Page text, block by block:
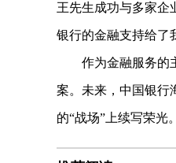
王先生成功与多家企
银行的金融支持给了
作为金融服务的主
案。未来，中国银行
的“战场”上续写荣光。